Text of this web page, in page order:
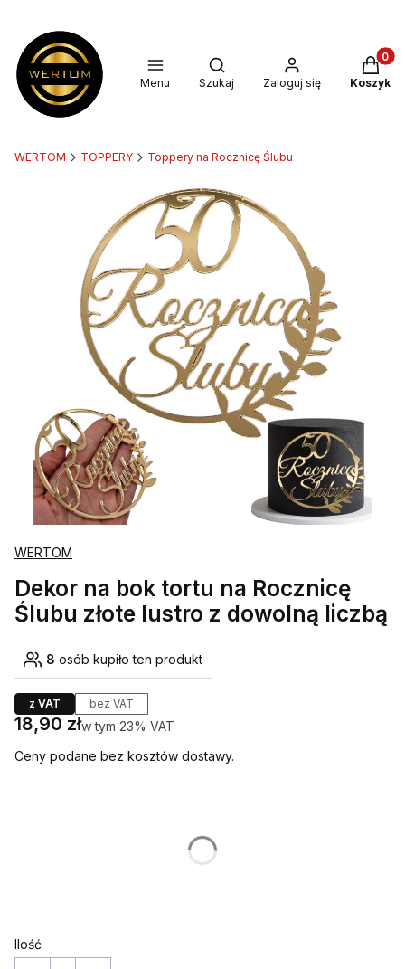
Menu
Otwórz wyszukiwarkę
Szukaj Zaloguj się Koszyk
WERTOM TOPPERY Toppery na Rocznicę Ślubu
WERTOM
Dekor na bok tortu na Rocznicę
Ślubu złote lustro z dowolną liczbą
8 osób kupiło ten produkt
z VAT bez VAT
Cena
18,90 złw tym 23% VAT
w tym 23% VAT
Ceny podane bez kosztów dostawy.
Ilość